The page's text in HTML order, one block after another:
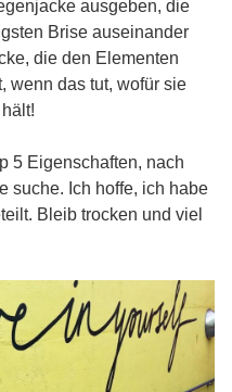
ausgeben, die
Brise auseinander
die den Elementen
wenn das tut, wofür sie
5 Eigenschaften, nach
suche. Ich hoffe, ich habe
Bleib trocken und viel